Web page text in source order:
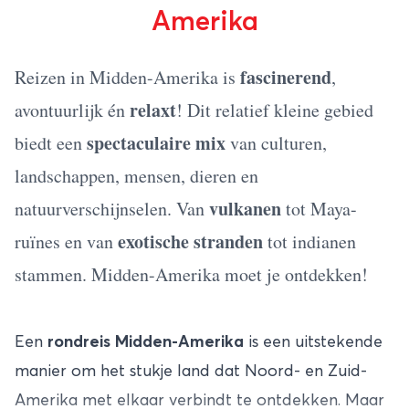
Amerika
Reizen in Midden-Amerika is fascinerend,
avontuurlijk énrelaxt! Dit relatief kleine gebied
biedt eenspectaculaire mixvan culturen,
landschappen, mensen, dieren en
natuurverschijnselen. Vanvulkanentot Maya-
ruïnes en vanexotische strandentot indianen
stammen. Midden-Amerika moet je ontdekken!
Een rondreis Midden-Amerika is een uitstekende
manier om het stukje land dat Noord- en Zuid-
Amerika met elkaar verbindt te ontdekken. Maar